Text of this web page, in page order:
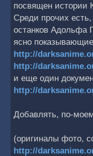
посвящен истории
Среди прочих
останков Адольфа
ясно
http://
http://
и еще один
http://
Добавлять, по-
(оригиналы фото,
http://